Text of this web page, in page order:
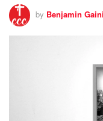
by Benjamin Gaini